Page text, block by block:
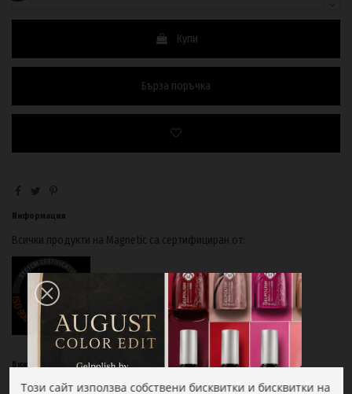
Купи
Бърза поръчка
Информация
Всички продукти на Magnetic са сертифициран от:
Вижте също и:
Този сайт използва собствени бисквитки и бисквитки на